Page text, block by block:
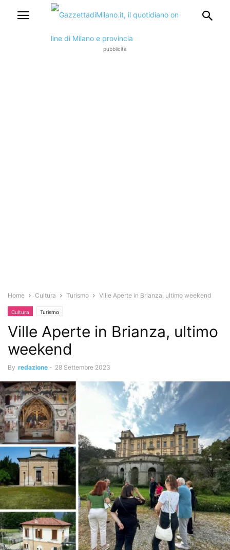
pubblicità
Home Cultura Turismo Ville Aperte in Brianza, ultimo weekend
Cultura Turismo
Ville Aperte in Brianza, ultimo
weekend
By redazione - 28 Settembre 2023